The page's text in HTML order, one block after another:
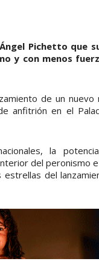
Pichetto que
y con menos
de un
anfitrión en el
la
del peronismo
del